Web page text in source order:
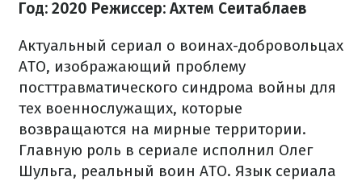
Год: 2020 Режиссер: Ахтем Сеитаблаев
Актуальный сериал о воинах-добровольцах
АТО, изображающий проблему
посттравматического синдрома войны для
тех военнослужащих, которые
возвращаются на мирные территории.
Главную роль в сериале исполнил Олег
Шульга, реальный воин АТО. Язык сериала